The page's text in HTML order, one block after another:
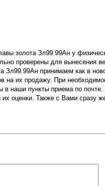
золота Зл99.99Ан у
проверены для вынесения
принимаем как в
их продажу. При
наши пункты приема по
оценки. Также с Вами